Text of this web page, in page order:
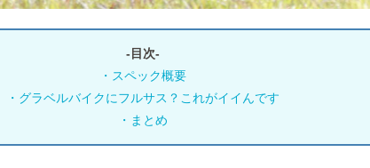
-目次-
・スペック概要
・グラベルバイクにフルサス？これがイイんです
・まとめ